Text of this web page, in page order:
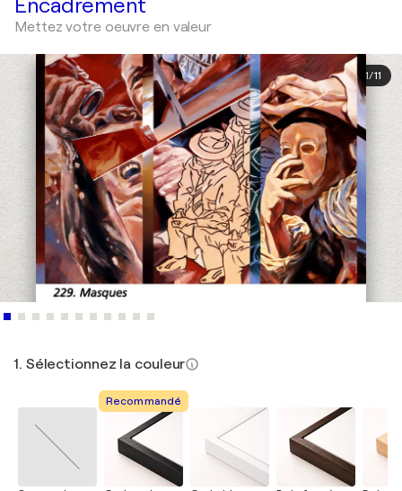
Encadrement
Mettez votre oeuvre en valeur
1/11
1. Sélectionnez la couleur
Recommandé